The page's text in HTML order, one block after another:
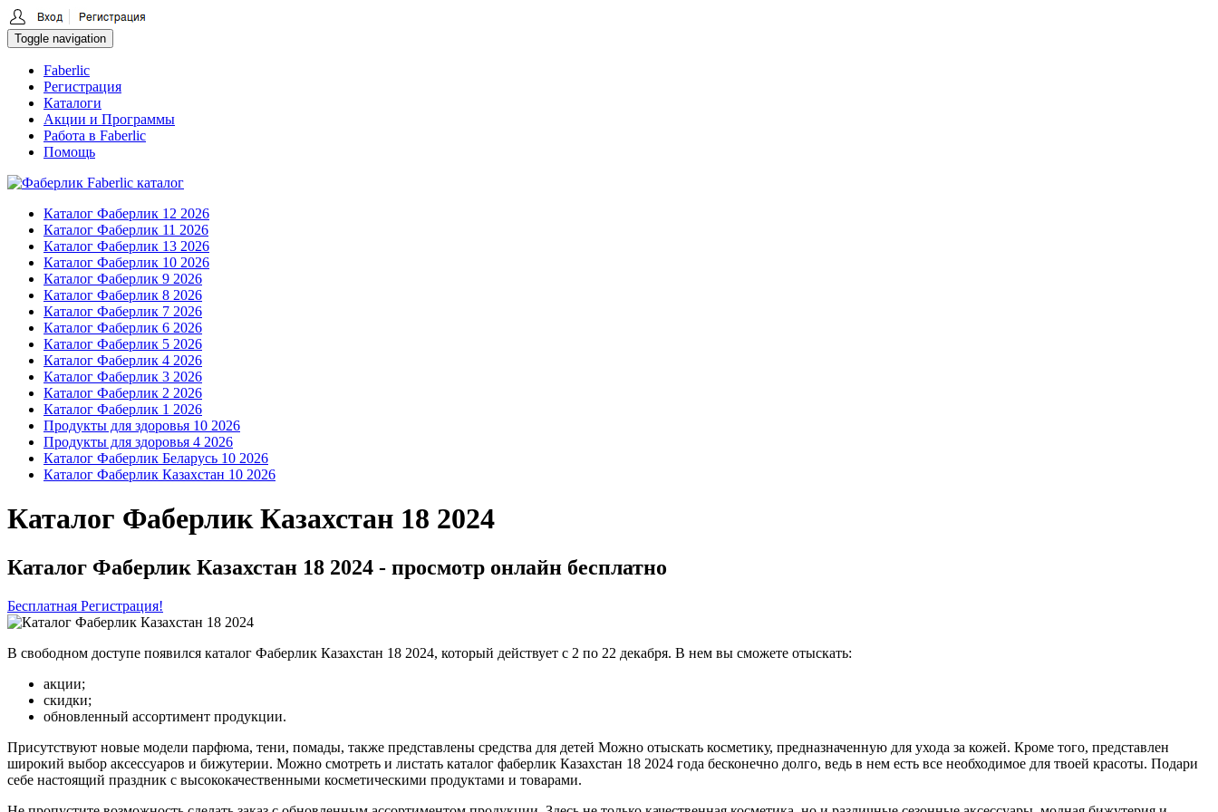
Toggle navigation
Faberlic
Регистрация
Каталоги
Акции и Программы
Работа в Faberlic
Помощь
Каталог Фаберлик 12 2026
Каталог Фаберлик 11 2026
Каталог Фаберлик 13 2026
Каталог Фаберлик 10 2026
Каталог Фаберлик 9 2026
Каталог Фаберлик 8 2026
Каталог Фаберлик 7 2026
Каталог Фаберлик 6 2026
Каталог Фаберлик 5 2026
Каталог Фаберлик 4 2026
Каталог Фаберлик 3 2026
Каталог Фаберлик 2 2026
Каталог Фаберлик 1 2026
Продукты для здоровья 10 2026
Продукты для здоровья 4 2026
Каталог Фаберлик Беларусь 10 2026
Каталог Фаберлик Казахстан 10 2026
Каталог Фаберлик Казахстан 18 2024
Каталог Фаберлик Казахстан 18 2024 - просмотр онлайн бесплатно
Бесплатная Регистрация!
В свободном доступе появился каталог Фаберлик Казахстан 18 2024, который действует с 2 по 22 декабря. В нем вы сможете отыскать:
акции;
скидки;
обновленный ассортимент продукции.
Присутствуют новые модели парфюма, тени, помады, также представлены средства для детей Можно отыскать косметику, предназначенную для ухода за кожей. Кроме того, представлен
широкий выбор аксессуаров и бижутерии. Можно смотреть и листать каталог фаберлик Казахстан 18 2024 года бесконечно долго, ведь в нем есть все необходимое для твоей красоты. Подари
себе настоящий праздник с высококачественными косметическими продуктами и товарами.